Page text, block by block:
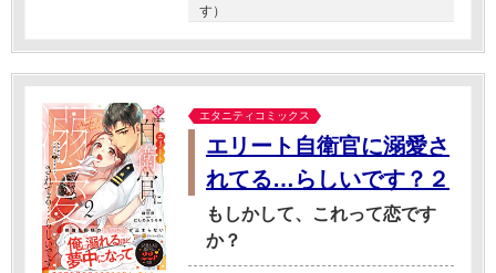
す）
エタニティコミックス
エリート自衛官に溺愛さ
れてる…らしいです？２
もしかして、これって恋です
か？